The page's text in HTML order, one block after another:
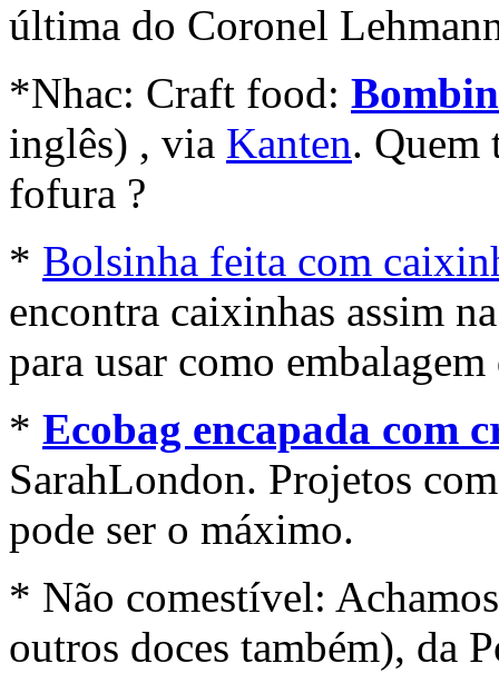
última do Coronel
*Nhac: Craft food:
inglês) , via Kanten. Quem
fofura ?
* Bolsinha feita com
encontra caixinhas assim
para usar como
* Ecobag encapada com
SarahLondon. Projetos
pode ser o máximo.
* Não comestível:
outros doces também), da